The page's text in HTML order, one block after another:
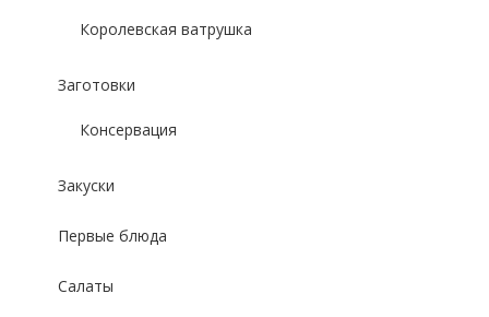
Королевская ватрушка
Заготовки
Консервация
Закуски
Первые блюда
Салаты